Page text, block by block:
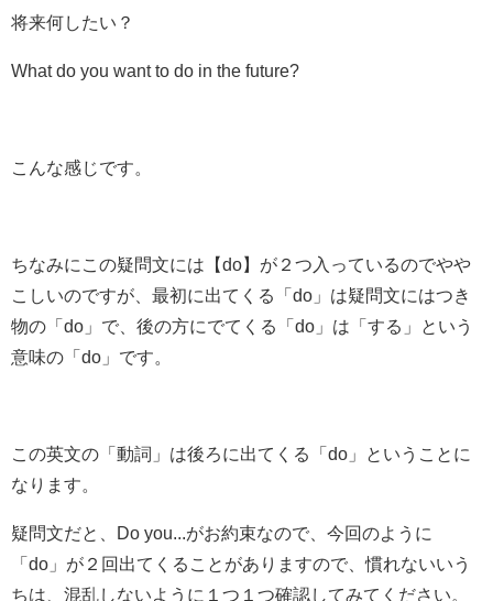
将来何したい？
What do you want to do in the future?
こんな感じです。
ちなみにこの疑問文には【do】が２つ入っているのでやや
こしいのですが、最初に出てくる「do」は疑問文にはつき
物の「do」で、後の方にでてくる「do」は「する」という
意味の「do」です。
この英文の「動詞」は後ろに出てくる「do」ということに
なります。
疑問文だと、Do you...がお約束なので、今回のように
「do」が２回出てくることがありますので、慣れないいう
ちは、混乱しないように１つ１つ確認してみてください。